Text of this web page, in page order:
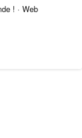
! · Web